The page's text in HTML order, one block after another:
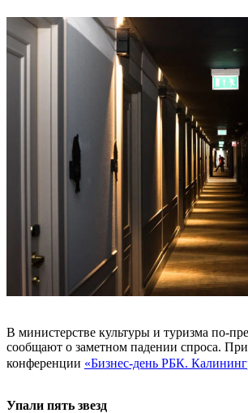
В министерстве культуры и туризма по-
сообщают о заметном падении спроса.
конференции «Бизнес-день РБК.
Упали пять звезд